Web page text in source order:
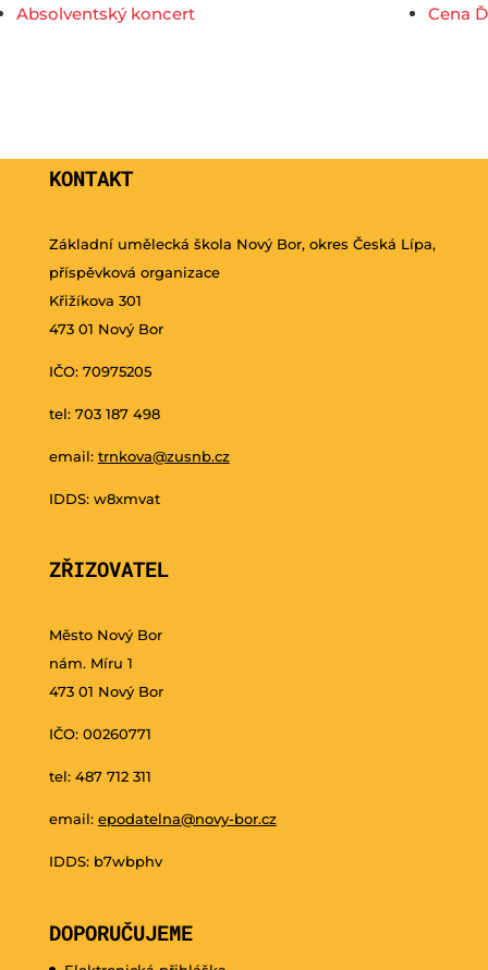
Absolventský koncert Cena Ď
KONTAKT
Základní umělecká škola Nový Bor, okres Česká Lípa,
příspěvková organizace
Křižíkova 301
473 01 Nový Bor
IČO: 70975205
tel: 703 187 498
email: trnkova@zusnb.cz
IDDS: w8xmvat
ZŘIZOVATEL
Město Nový Bor
nám. Míru 1
473 01 Nový Bor
IČO: 00260771
tel: 487 712 311
email: epodatelna@novy-bor.cz
IDDS: b7wbphv
DOPORUČUJEME